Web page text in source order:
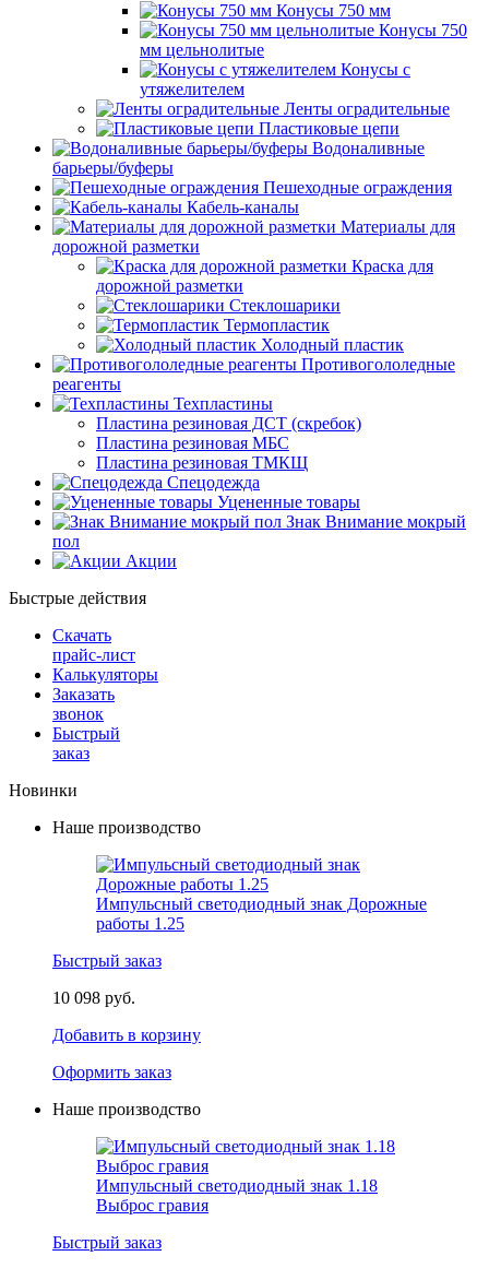
Конусы 750 мм
Конусы 750
мм цельнолитые
Конусы с
утяжелителем
Ленты оградительные
Пластиковые цепи
Водоналивные
барьеры/буферы
Пешеходные ограждения
Кабель-каналы
Материалы для
дорожной разметки
Краска для
дорожной разметки
Стеклошарики
Термопластик
Холодный пластик
Противогололедные
реагенты
Техпластины
Пластина резиновая ДСТ (скребок)
Пластина резиновая МБС
Пластина резиновая ТМКЩ
Спецодежда
Уцененные товары
Знак Внимание мокрый
пол
Акции
Быстрые действия
Скачать
прайс-лист
Калькуляторы
Заказать
звонок
Быстрый
заказ
Новинки
Наше производство
Импульсный светодиодный знак Дорожные
работы 1.25
Быстрый заказ
10 098 руб.
Добавить в корзину
Оформить заказ
Наше производство
Импульсный светодиодный знак 1.18
Выброс гравия
Быстрый заказ